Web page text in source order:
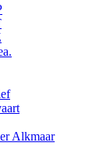
Alkmaar